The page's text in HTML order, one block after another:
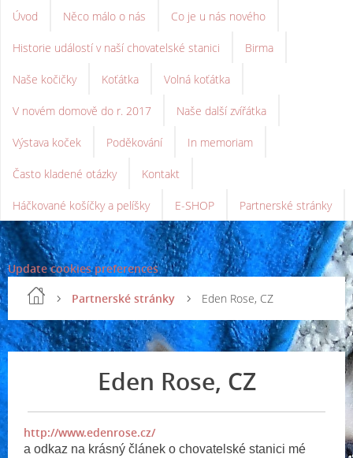
Úvod Něco málo o nás Co je u nás nového
Historie událostí v naší chovatelské stanici Birma
Naše kočičky Koťátka Volná koťátka
V novém domově do r. 2017 Naše další zvířátka
Výstava koček Poděkování In memoriam
Často kladené otázky Kontakt
Háčkované košíčky a pelíšky E-SHOP Partnerské stránky
Update cookies preferences
Partnerské stránky
Eden Rose, CZ
Eden Rose, CZ
http://www.edenrose.cz/
a odkaz na krásný článek o chovatelské stanici mé